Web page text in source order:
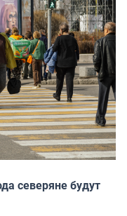
северяне будут